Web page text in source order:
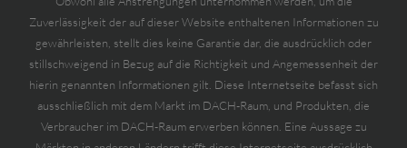
Zuverlässigkeit der auf dieser Website enthaltenen Informationen zu
gewährleisten, stellt dies keine Garantie dar, die ausdrücklich oder
stillschweigend in Bezug auf die Richtigkeit und Angemessenheit der
hierin genannten Informationen gilt. Diese Internetseite befasst sich
ausschließlich mit dem Markt im DACH-Raum, und Produkten, die
Verbraucher im DACH-Raum erwerben können. Eine Aussage zu